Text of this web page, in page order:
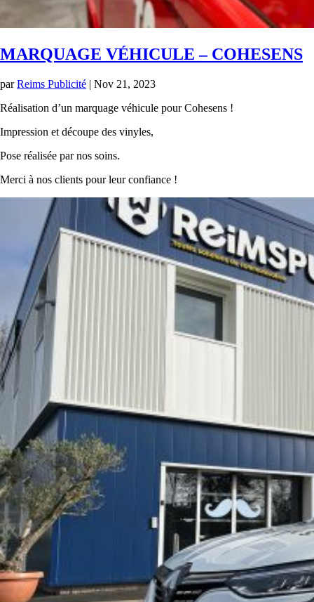
MARQUAGE VÉHICULE – COHESENS
parReims Publicité | Nov 21, 2023
Réalisation d’un marquage véhicule pour Cohesens !
Impression et découpe des vinyles,
Pose réalisée par nos soins.
Merci à nos clients pour leur confiance !